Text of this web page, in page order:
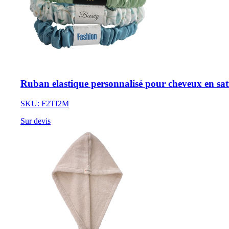
Ruban elastique personnalisé pour cheveux en
SKU: F2TI2M
Sur devis